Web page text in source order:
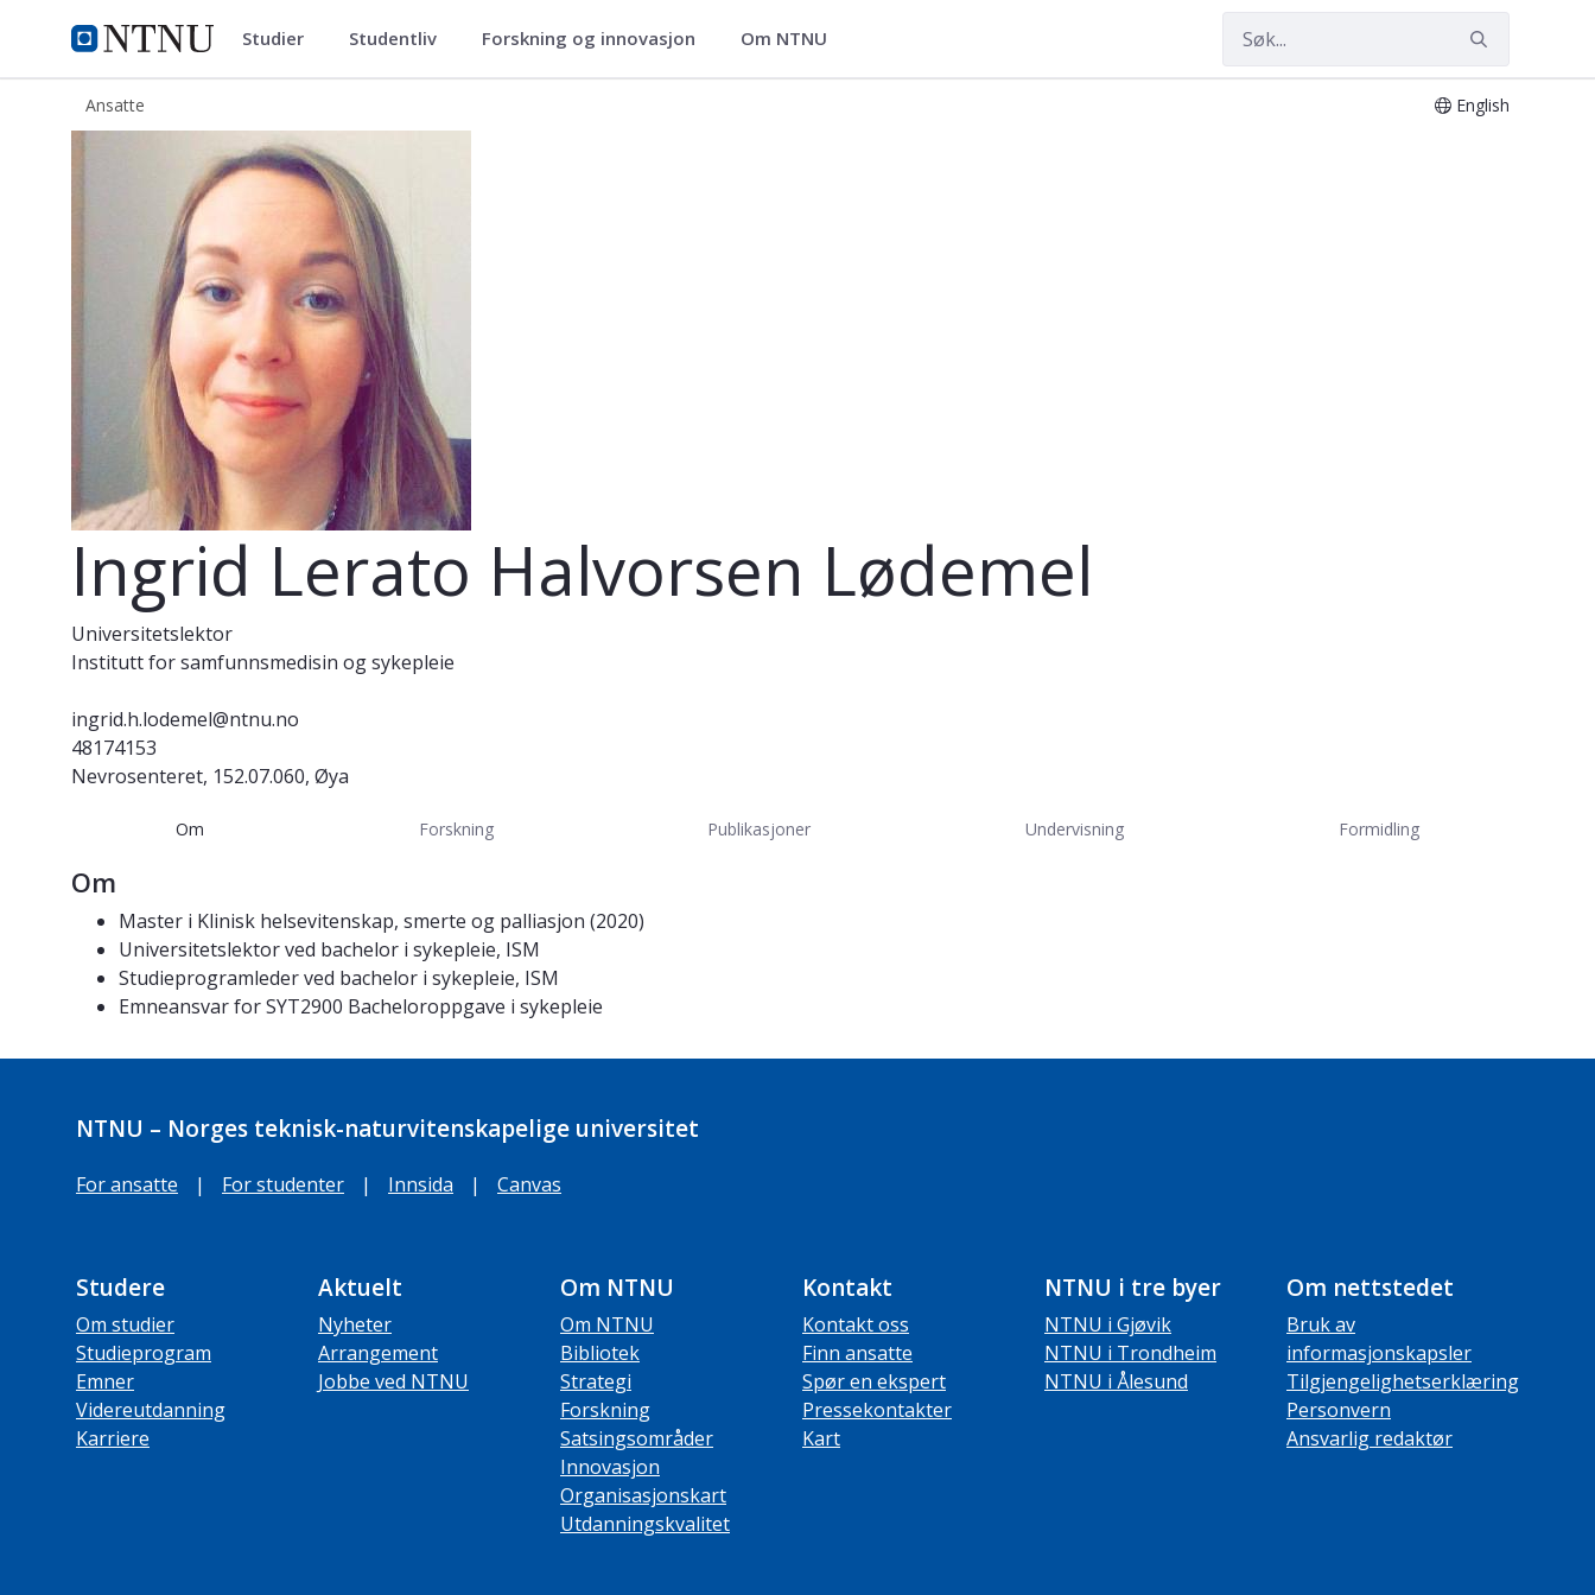
NTNU Hjemmeside
ntnu.no Studier Studentliv Forskning og innovasjon Om NTNU
Ansatte English
Ingrid Lerato Halvorsen Lødemel
Ingrid Lerato Halvorsen Lødemel
Universitetslektor
Institutt for samfunnsmedisin og sykepleie
ingrid.h.lodemel@ntnu.no
48174153
Nevrosenteret, 152.07.060, Øya
Om Forskning Publikasjoner Undervisning Formidling
Om
Master i Klinisk helsevitenskap, smerte og palliasjon (2020)
Universitetslektor ved bachelor i sykepleie, ISM
Studieprogramleder ved bachelor i sykepleie, ISM
Emneansvar for SYT2900 Bacheloroppgave i sykepleie
NTNU – Norges teknisk-naturvitenskapelige universitet
For ansatte | For studenter | Innsida | Canvas
Studere
Om studier
Studieprogram
Emner
Videreutdanning
Karriere
Aktuelt
Nyheter
Arrangement
Jobbe ved NTNU
Om NTNU
Om NTNU
Bibliotek
Strategi
Forskning
Satsingsområder
Innovasjon
Organisasjonskart
Utdanningskvalitet
Kontakt
Kontakt oss
Finn ansatte
Spør en ekspert
Pressekontakter
Kart
NTNU i tre byer
NTNU i Gjøvik
NTNU i Trondheim
NTNU i Ålesund
Om nettstedet
Bruk av
informasjonskapsler
Tilgjengelighetserklæring
Personvern
Ansvarlig redaktør